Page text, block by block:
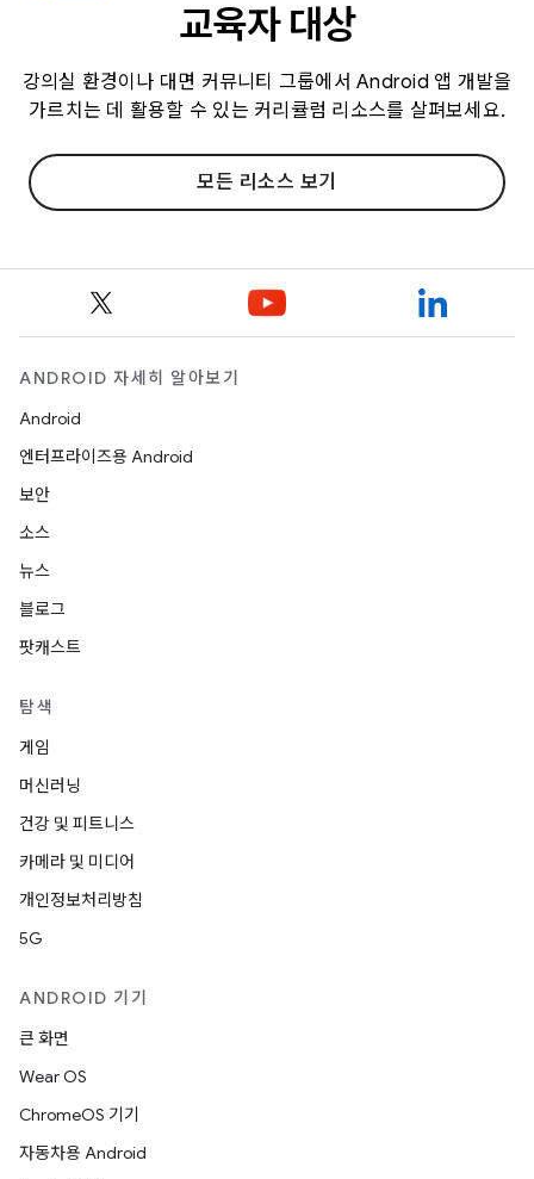
교육자 대상
강의실 환경이나 대면 커뮤니티 그룹에서 Android 앱 개발을
가르치는 데 활용할 수 있는 커리큘럼 리소스를 살펴보세요.
모든 리소스 보기
ANDROID 자세히 알아보기
Android
엔터프라이즈용 Android
보안
소스
뉴스
블로그
팟캐스트
탐색
게임
머신러닝
건강 및 피트니스
카메라 및 미디어
개인정보처리방침
5G
ANDROID 기기
큰 화면
Wear OS
ChromeOS 기기
자동차용 Android